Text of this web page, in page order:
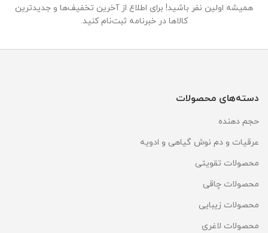
همیشه اولین نفر باشید! برای اطلاع از آخرین تخفیف‌ها و جدیدترین
کالاها در خبرنامه ثبت‌نام کنید.
دسته‌های محصولات
حجم دهنده
عرقیات و دم نوش گیاهی و ادویه
محصولات تقویتی
محصولات چاقی
محصولات زیبایی
محصولات لاغری